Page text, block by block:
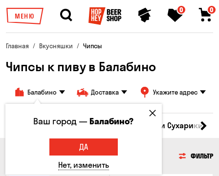
МЕНЮ
0 0
Главная Вкусняшки Чипсы
Чипсы к пиву в Балабино
Балабино Доставка Укажите адрес
Кукуруза Семечки Чипсы Гренки и Сухарики
ФИЛЬТР
Ваш город —Балабино?
ДА
Нет, изменить